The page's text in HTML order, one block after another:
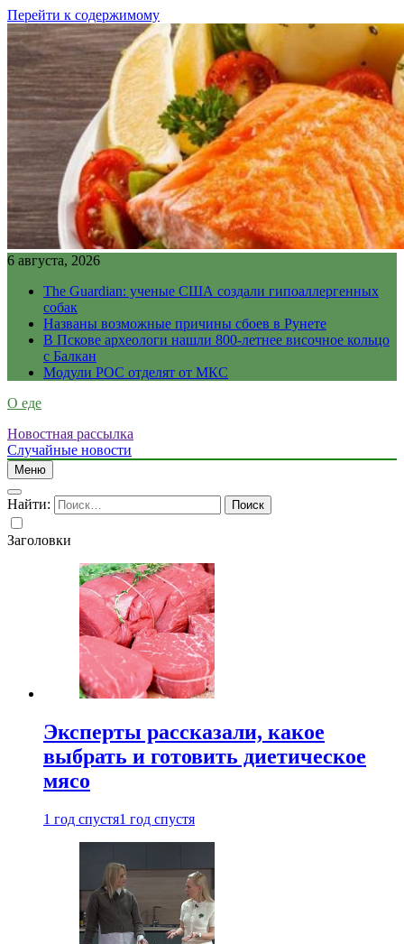
Перейти к содержимому
6 августа, 2026
The Guardian: ученые США создали гипоаллергенных
собак
Названы возможные причины сбоев в Рунете
В Пскове археологи нашли 800-летнее височное кольцо
с Балкан
Модули РОС отделят от МКС
О еде
Новостная рассылка
Случайные новости
Меню
Найти:
Заголовки
Эксперты рассказали, какое
выбрать и готовить диетическое
мясо
1 год спустя1 год спустя